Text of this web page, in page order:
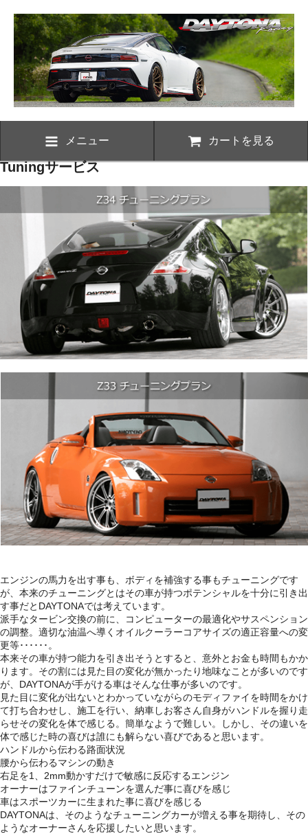
メニュー カートを見る
Tuningサービス
エンジンの馬力を出す事も、ボディを補強する事もチューニングです
が、本来のチューニングとはその車が持つポテンシャルを十分に引き出
す事だとDAYTONAでは考えています。
派手なタービン交換の前に、コンピューターの最適化やサスペンション
の調整。適切な油温へ導くオイルクーラーコアサイズの適正容量への変
更等･･････。
本来その車が持つ能力を引き出そうとすると、意外とお金も時間もかか
ります。その割には見た目の変化が無かったり地味なことが多いのです
が、DAYTONAが手がける車はそんな仕事が多いのです。
見た目に変化が出ないとわかっていながらのモディファイを時間をかけ
て打ち合わせし、施工を行い、納車しお客さん自身がハンドルを握り走
らせその変化を体で感じる。簡単なようで難しい。しかし、その違いを
体で感じた時の喜びは誰にも解らない喜びであると思います。
ハンドルから伝わる路面状況
腰から伝わるマシンの動き
右足を1、2mm動かすだけで敏感に反応するエンジン
オーナーはファインチューンを選んだ事に喜びを感じ
車はスポーツカーに生まれた事に喜びを感じる
DAYTONAは、そのようなチューニングカーが増える事を期待し、その
ようなオーナーさんを応援したいと思います。